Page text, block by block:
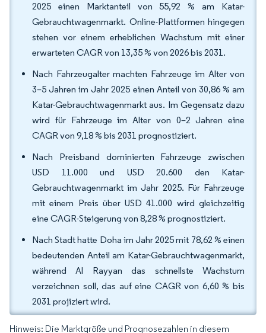
2025 einen Marktanteil von 55,92 % am Katar-
Gebrauchtwagenmarkt. Online-Plattformen hingegen
stehen vor einem erheblichen Wachstum mit einer
erwarteten CAGR von 13,35 % von 2026 bis 2031.
Nach Fahrzeugalter machten Fahrzeuge im Alter von
3–5 Jahren im Jahr 2025 einen Anteil von 30,86 % am
Katar-Gebrauchtwagenmarkt aus. Im Gegensatz dazu
wird für Fahrzeuge im Alter von 0–2 Jahren eine
CAGR von 9,18 % bis 2031 prognostiziert.
Nach Preisband dominierten Fahrzeuge zwischen
USD 11.000 und USD 20.600 den Katar-
Gebrauchtwagenmarkt im Jahr 2025. Für Fahrzeuge
mit einem Preis über USD 41.000 wird gleichzeitig
eine CAGR-Steigerung von 8,28 % prognostiziert.
Nach Stadt hatte Doha im Jahr 2025 mit 78,62 % einen
bedeutenden Anteil am Katar-Gebrauchtwagenmarkt,
während Al Rayyan das schnellste Wachstum
verzeichnen soll, das auf eine CAGR von 6,60 % bis
2031 projiziert wird.
Hinweis: Die Marktgröße und Prognosezahlen in diesem